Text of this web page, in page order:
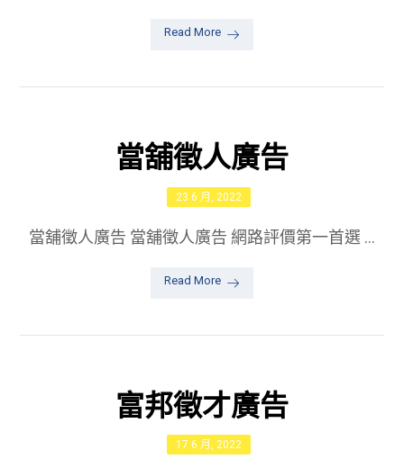
Read More
當舖徵人廣告
23 6 月, 2022
當舖徵人廣告 當舖徵人廣告 網路評價第一首選 ...
Read More
富邦徵才廣告
17 6 月, 2022